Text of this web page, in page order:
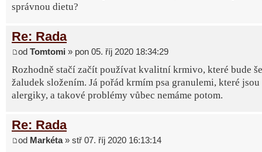
správnou dietu?
Re: Rada
od Tomtomi » pon 05. říj 2020 18:34:29
Rozhodně stačí začít používat kvalitní krmivo, které bude
žaludek složením. Já pořád krmím psa granulemi, které
alergiky, a takové problémy vůbec nemáme potom.
Re: Rada
od Markéta» stř 07. říj 2020 16:13:14